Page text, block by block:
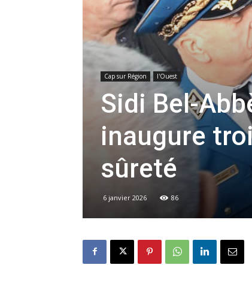
Cap sur Région l'Ouest
Sidi Bel-
inaugure
sûreté
6 janvier 2026 86